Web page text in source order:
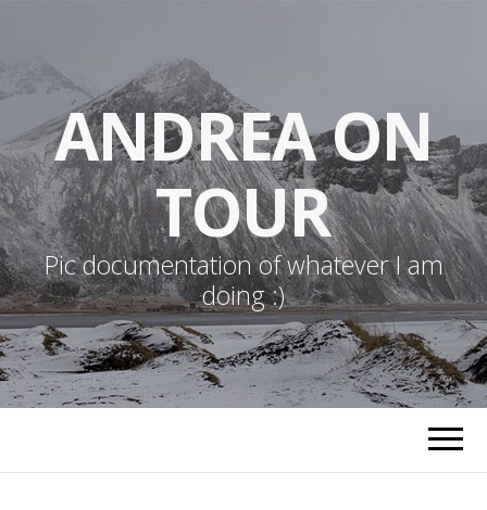
ANDREA ON
TOUR
Pic documentation of whatever I am
doing :)